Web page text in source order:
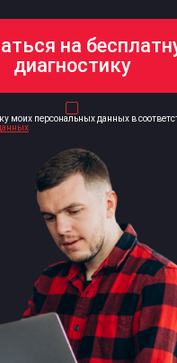
моих персональных данных в